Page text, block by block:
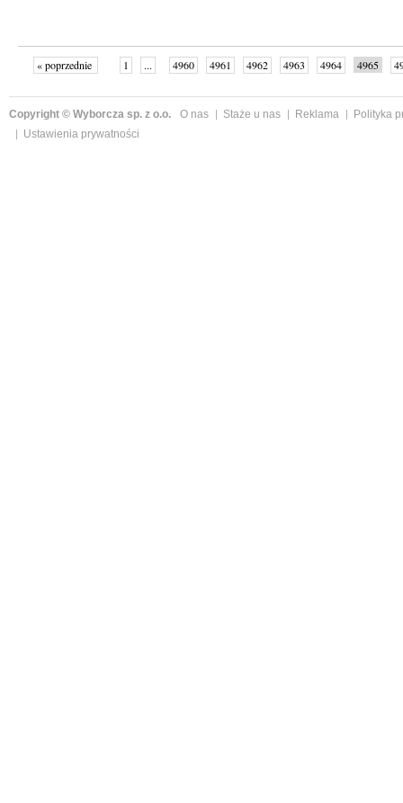
« poprzednie 1 ... 4960 4961 4962 4963 4964 4965
Copyright © Wyborcza sp. z o.o. O nas Staże u nas Reklama
Polityka
Ustawienia prywatności